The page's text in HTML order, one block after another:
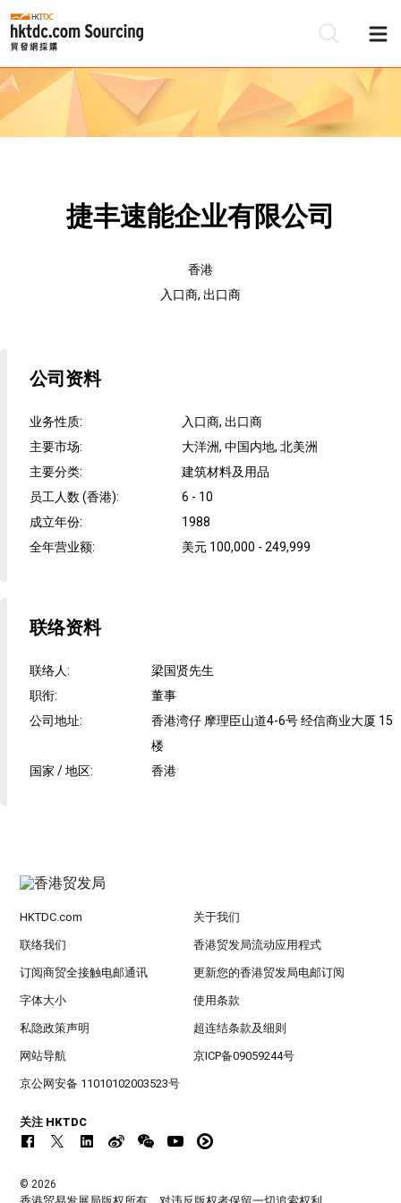
捷丰速能企业有限公司
香港
入口商, 出口商
公司资料
业务性质:
入口商, 出口商
主要市场:
大洋洲, 中国内地, 北美洲
主要分类:
建筑材料及用品
员工人数 (香港):
6 - 10
成立年份:
1988
全年营业额: 美元 100,000 - 249,999
联络资料
联络人:
梁国贤先生
职衔:
董事
公司地址:
香港湾仔 摩理臣山道4-6号 经信商业大厦 15
楼
国家 / 地区: 香港
HKTDC.com 关于我们
联络我们 香港贸发局流动应用程式
订阅商贸全接触电邮通讯 更新您的香港贸发局电邮订阅
字体大小 使用条款
私隐政策声明 超连结条款及细则
网站导航 京ICP备09059244号
京公网安备 11010102003523号
关注 HKTDC
© 2026